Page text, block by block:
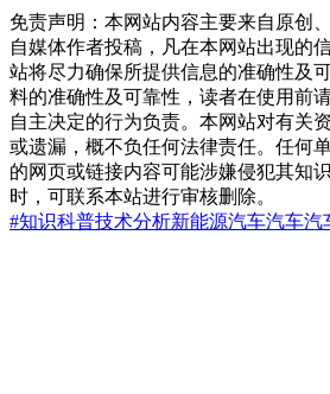
免责声明：本网站内容主要来自原创
自媒体作者投稿，凡在本网站出现的
站将尽力确保所提供信息的准确性及
料的准确性及可靠性，读者在使用前
自主决定的行为负责。本网站对有关
或遗漏，概不负任何法律责任。任何
的网页或链接内容可能涉嫌侵犯其知
时，可联系本站进行审核删除。
#知识科普技术分析新能源汽车汽车汽